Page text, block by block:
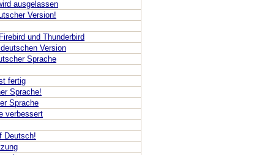
ausgelassen
Version!
und Thunderbird
Version
Sprache
fertig
Sprache!
Sprache
verbessert
Deutsch!